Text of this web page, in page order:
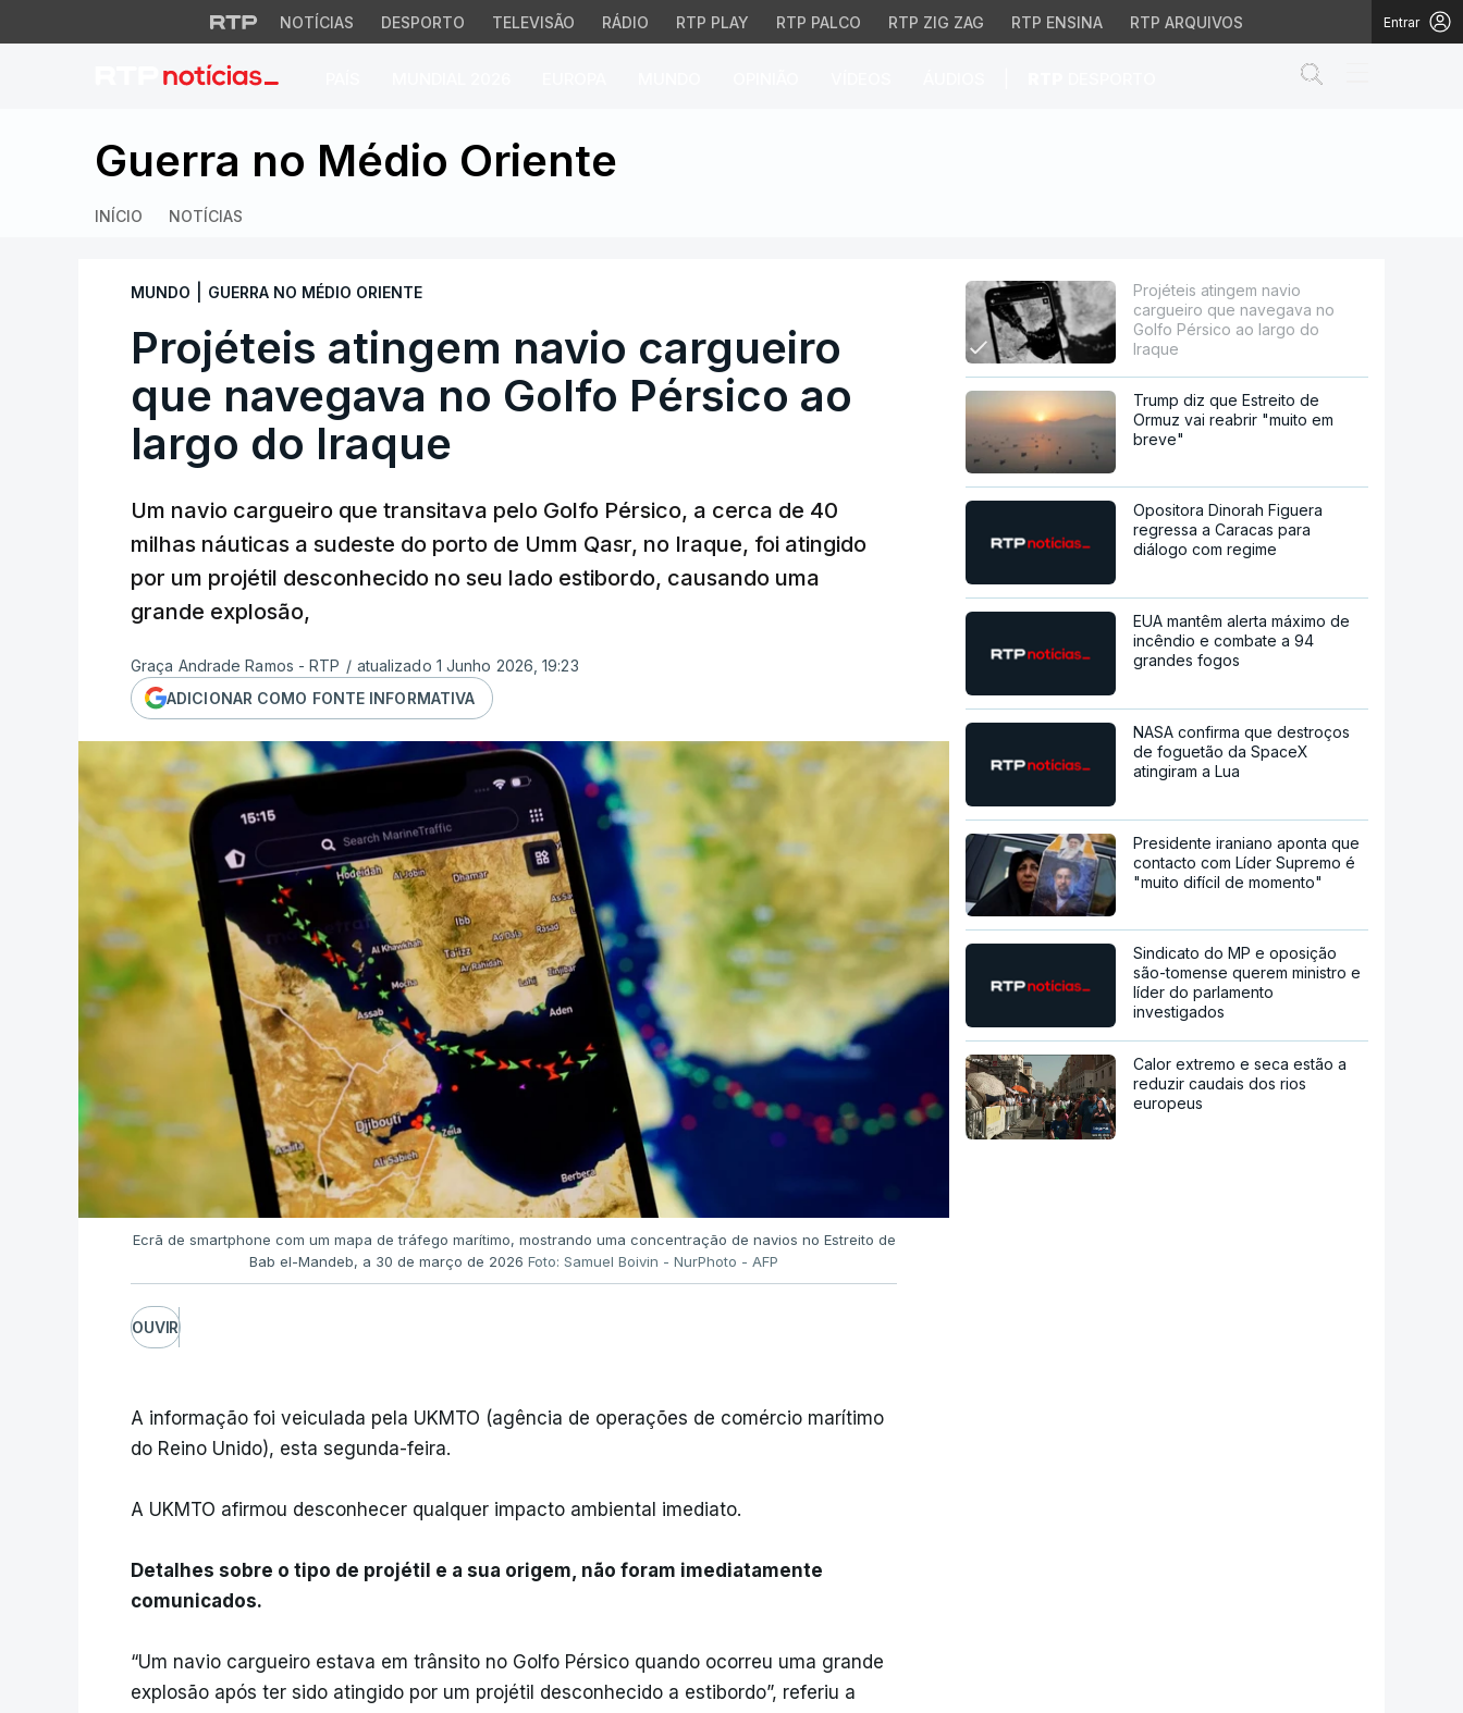
NOTÍCIAS DESPORTO TELEVISÃO RÁDIO RTP PLAY RTP PALCO RTP ZIG ZAG RTP ENSINA RTP ARQUIVOS Entrar
Projéteis atingem navio cargueiro que navegava no Golfo Pérsico
Guerra no Médio Oriente
INÍCIO NOTÍCIAS
MUNDO GUERRA NO MÉDIO ORIENTE
Projéteis atingem navio cargueiro
que navegava no Golfo Pérsico ao
largo do Iraque
Um navio cargueiro que transitava pelo Golfo Pérsico, a cerca de 40
milhas náuticas a sudeste do porto de Umm Qasr, no Iraque, foi atingido
por um projétil desconhecido no seu lado estibordo, causando uma
grande explosão,
Graça Andrade Ramos - RTP / atualizado 1 Junho 2026, 19:23
ADICIONAR COMO FONTE INFORMATIVA
Ecrã de smartphone com um mapa de tráfego marítimo, mostrando uma concentração de navios no Estreito de
Bab el-Mandeb, a 30 de março de 2026 Foto: Samuel Boivin - NurPhoto - AFP
OUVIR
A informação foi veiculada pela UKMTO (agência de operações de comércio marítimo
do Reino Unido), esta segunda-feira.
A UKMTO afirmou desconhecer qualquer impacto ambiental imediato.
Detalhes sobre o tipo de projétil e a sua origem, não foram imediatamente
comunicados.
“Um navio cargueiro estava em trânsito no Golfo Pérsico quando ocorreu uma grande
explosão após ter sido atingido por um projétil desconhecido a estibordo”, referiu a
Projéteis atingem navio
cargueiro que navegava no
Golfo Pérsico ao largo do
Iraque
Trump diz que Estreito de
Ormuz vai reabrir "muito em
breve"
Opositora Dinorah Figuera
regressa a Caracas para
diálogo com regime
EUA mantêm alerta máximo de
incêndio e combate a 94
grandes fogos
NASA confirma que destroços
de foguetão da SpaceX
atingiram a Lua
Presidente iraniano aponta que
contacto com Líder Supremo é
"muito difícil de momento"
Sindicato do MP e oposição
são-tomense querem ministro e
líder do parlamento
investigados
Calor extremo e seca estão a
reduzir caudais dos rios
europeus